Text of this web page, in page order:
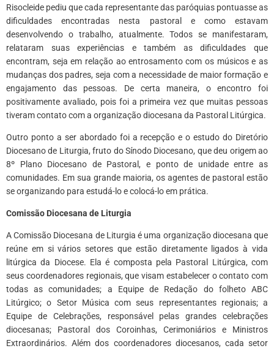
Risocleide pediu que cada representante das paróquias pontuasse as
dificuldades encontradas nesta pastoral e como estavam
desenvolvendo o trabalho, atualmente. Todos se manifestaram,
relataram suas experiências e também as dificuldades que
encontram, seja em relação ao entrosamento com os músicos e as
mudanças dos padres, seja com a necessidade de maior formação e
engajamento das pessoas. De certa maneira, o encontro foi
positivamente avaliado, pois foi a primeira vez que muitas pessoas
tiveram contato com a organização diocesana da Pastoral Litúrgica.
Outro ponto a ser abordado foi a recepção e o estudo do Diretório
Diocesano de Liturgia, fruto do Sínodo Diocesano, que deu origem ao
8º Plano Diocesano de Pastoral, e ponto de unidade entre as
comunidades. Em sua grande maioria, os agentes de pastoral estão
se organizando para estudá-lo e colocá-lo em prática.
Comissão Diocesana de Liturgia
A Comissão Diocesana de Liturgia é uma organização diocesana que
reúne em si vários setores que estão diretamente ligados à vida
litúrgica da Diocese. Ela é composta pela Pastoral Litúrgica, com
seus coordenadores regionais, que visam estabelecer o contato com
todas as comunidades; a Equipe de Redação do folheto ABC
Litúrgico; o Setor Música com seus representantes regionais; a
Equipe de Celebrações, responsável pelas grandes celebrações
diocesanas; Pastoral dos Coroinhas, Cerimoniários e Ministros
Extraordinários. Além dos coordenadores diocesanos, cada setor